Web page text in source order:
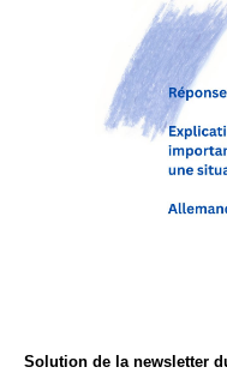
Solution de la newsletter